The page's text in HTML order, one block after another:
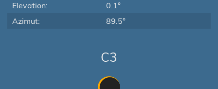
Elevation:
0.1°
Azimut:
89.5°
C3